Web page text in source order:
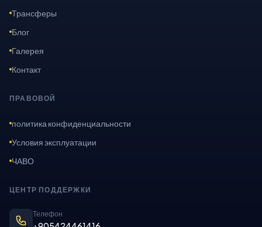
Трансферы
Блог
Галерея
Контакт
ПРАВОВОЙ
политика конфиденциальности
Условия эксплуатации
ЧАВО
ЦЕНТР ПОДДЕРЖКИ
Телефон